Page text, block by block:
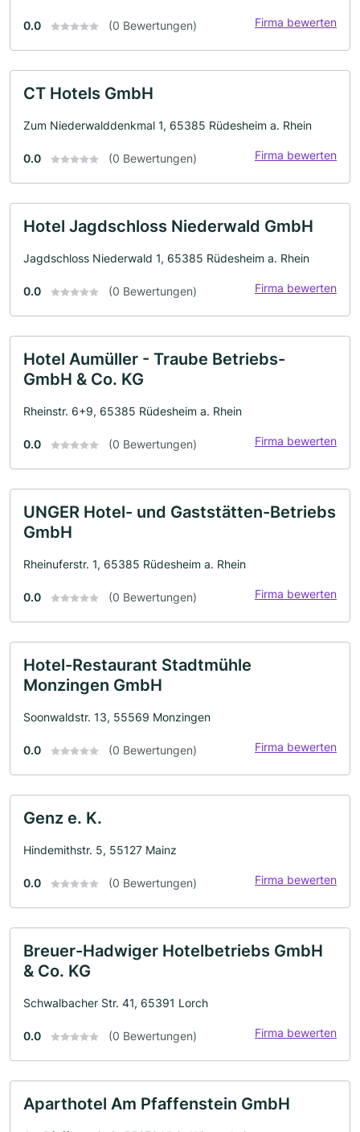
0.0 (0 Bewertungen) Firma bewerten
CT Hotels GmbH
Zum Niederwalddenkmal 1, 65385 Rüdesheim a. Rhein
0.0 (0 Bewertungen) Firma bewerten
Hotel Jagdschloss Niederwald GmbH
Jagdschloss Niederwald 1, 65385 Rüdesheim a. Rhein
0.0 (0 Bewertungen) Firma bewerten
Hotel Aumüller - Traube Betriebs-
GmbH & Co. KG
Rheinstr. 6+9, 65385 Rüdesheim a. Rhein
0.0 (0 Bewertungen) Firma bewerten
UNGER Hotel- und Gaststätten-Betriebs
GmbH
Rheinuferstr. 1, 65385 Rüdesheim a. Rhein
0.0 (0 Bewertungen) Firma bewerten
Hotel-Restaurant Stadtmühle
Monzingen GmbH
Soonwaldstr. 13, 55569 Monzingen
0.0 (0 Bewertungen) Firma bewerten
Genz e. K.
Hindemithstr. 5, 55127 Mainz
0.0 (0 Bewertungen) Firma bewerten
Breuer-Hadwiger Hotelbetriebs GmbH
& Co. KG
Schwalbacher Str. 41, 65391 Lorch
0.0 (0 Bewertungen) Firma bewerten
Aparthotel Am Pfaffenstein GmbH